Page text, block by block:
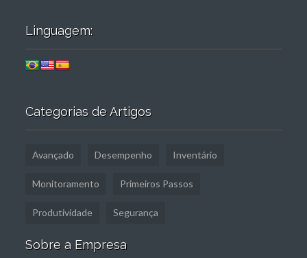
Linguagem:
Categorias de Artigos
Avançado Desempenho Inventário
Monitoramento Primeiros Passos
Produtividade Segurança
Sobre a Empresa